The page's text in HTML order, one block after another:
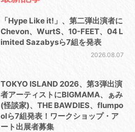
「Hype Like it!」、第二弾出演者に
Chevon、WurtS、10-FEET、04 L
imited Sazabysら7組を発表
2026.08.07
TOKYO ISLAND 2026、第3弾出演
者アーティストにBIGMAMA、ぁみ
(怪談家)、THE BAWDIES、flumpo
olら7組発表！ワークショップ・ア
ート出展者募集